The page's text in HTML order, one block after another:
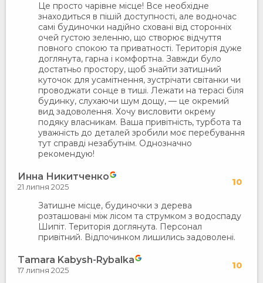
Це просто чарівне місце! Все необхідне
знаходиться в пішій доступності, але водночас
самі будиночки надійно сховані від сторонніх
очей густою зеленню, що створює відчуття
повного спокою та приватності. Територія дуже
доглянута, гарна і комфортна. Завжди було
достатньо простору, щоб знайти затишний
куточок для усамітнення, зустрічати світанки чи
проводжати сонце в тиші. Лежати на терасі біля
будинку, слухаючи шум дощу, — це окремий
вид задоволення. Хочу висловити окрему
подяку власникам. Ваша привітність, турбота та
уважність до деталей зробили моє перебування
тут справді незабутнім. Однозначно
рекомендую!
Инна Никитченко 10
21 липня 2025
Затишне місце, будиночки з дерева
розташовані між лісом та струмком з водоспаду
Шипіт. Територія доглянута. Персонал
привітний. Відпочинком лишились задоволені.
Tamara Kabysh-Rybalka 10
17 липня 2025